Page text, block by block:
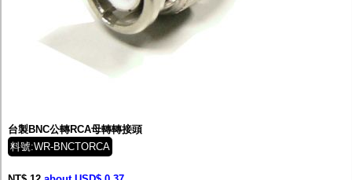
台製BNC公轉RCA母轉轉接頭
料號:WR-BNCTORCA